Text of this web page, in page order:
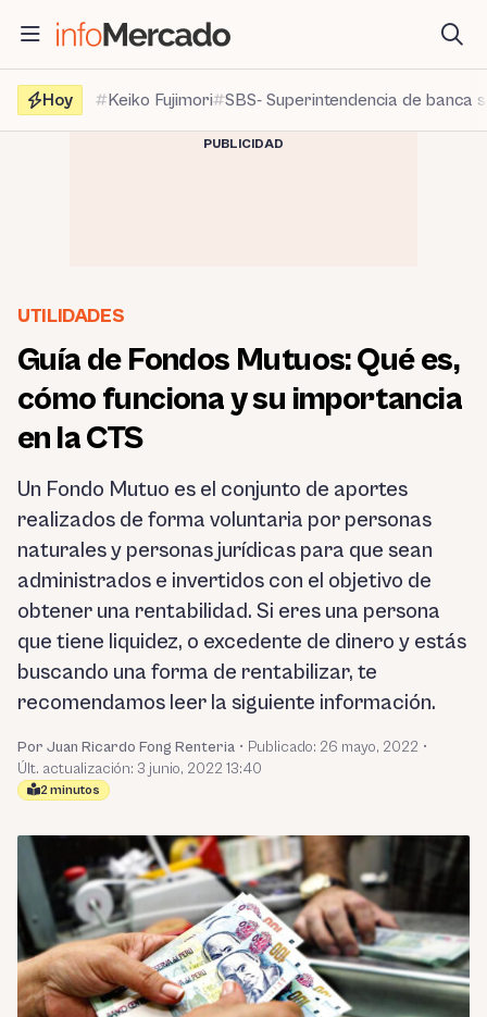
contenido
Hoy
Keiko Fujimori SBS- Superintendencia de banca
PUBLICIDAD
UTILIDADES
Guía de Fondos Mutuos: Qué es,
cómo funciona y su importancia
en la CTS
Un Fondo Mutuo es el conjunto de aportes
realizados de forma voluntaria por personas
naturales y personas jurídicas para que sean
administrados e invertidos con el objetivo de
obtener una rentabilidad. Si eres una persona
que tiene liquidez, o excedente de dinero y estás
buscando una forma de rentabilizar, te
recomendamos leer la siguiente información.
Por Juan Ricardo Fong Renteria • Publicado: 26 mayo, 2022 •
Últ. actualización: 3 junio, 2022 13:40
2 minutos